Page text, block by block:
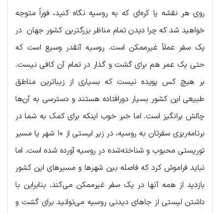
روی هر نقشه یا کره‌ای که به روسیه نگاه کنید، فوراً متوجه
خواهید شد که چرا دیدن تمام مناظر بزرگترین کشور جهان در
یک سفر عملاً غیرممکن است. روسیه آنقدر وسیع است که
حتی یک عمر هم برای گشت و گذار در تمام آن کافی نیست.
بر هیچ کس پویده نیست که بسیاری از زیباترین مناطق
طبیعی این کشور بسیار دورافتاده هستند و دسترسی به آن‌ها
چالش برانگیز است. اما خبر خوب اینکه برای کمک به شما در
برنامه‌ریزی سفرتان به روسیه، در زیر لیستی از ۱۰ شهر یا مسیر
توریستی محبوب و شناخته‌شده در روسیه آورده شده است. اما
نباید فراموش کرد که فاصله بین شهرها و مسیرهای این کشور
بازدید از همه آنها در یک سفر غیرممکن می‌کند. بنابراین با
داشتن لیستی از جاهای دیدنی روسیه می‌توانید برای گشت و